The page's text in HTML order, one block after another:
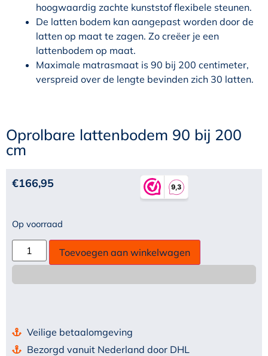
hoogwaardig zachte kunststof flexibele steunen.
De latten bodem kan aangepast worden door de
latten op maat te zagen. Zo creëer je een
lattenbodem op maat.
Maximale matrasmaat is 90 bij 200 centimeter,
verspreid over de lengte bevinden zich 30 latten.
Oprolbare lattenbodem 90 bij 200
cm
€166,95
Op voorraad
Toevoegen aan winkelwagen
Veilige betaalomgeving
Bezorgd vanuit Nederland door DHL